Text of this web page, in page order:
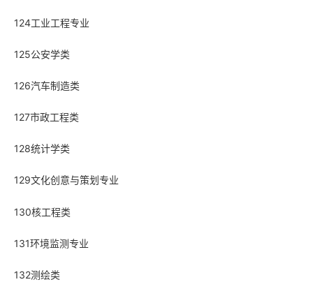
124工业工程专业
125公安学类
126汽车制造类
127市政工程类
128统计学类
129文化创意与策划专业
130核工程类
131环境监测专业
132测绘类